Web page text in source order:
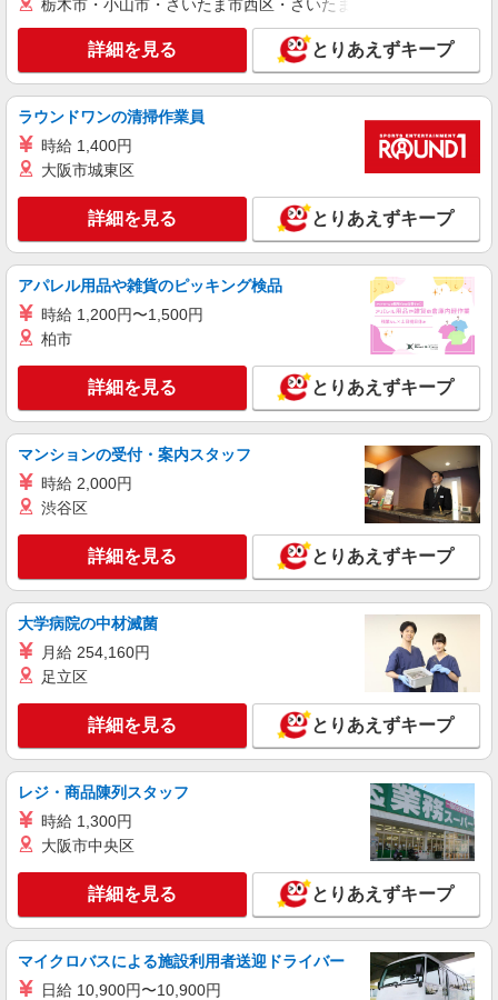
栃木市・小山市・さいたま市西区・さいたま市岩槻区・久喜市・
詳細を見る とりあえずキープ
ラウンドワンの清掃作業員
時給 1,400円
大阪市城東区
詳細を見る とりあえずキープ
アパレル用品や雑貨のピッキング検品
時給 1,200円〜1,500円
柏市
詳細を見る とりあえずキープ
マンションの受付・案内スタッフ
時給 2,000円
渋谷区
詳細を見る とりあえずキープ
大学病院の中材滅菌
月給 254,160円
足立区
詳細を見る とりあえずキープ
レジ・商品陳列スタッフ
時給 1,300円
大阪市中央区
詳細を見る とりあえずキープ
マイクロバスによる施設利用者送迎ドライバー
日給 10,900円〜10,900円